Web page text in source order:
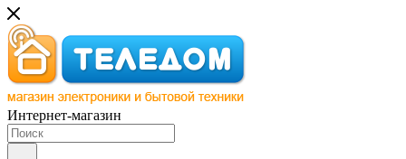
Интернет-магазин